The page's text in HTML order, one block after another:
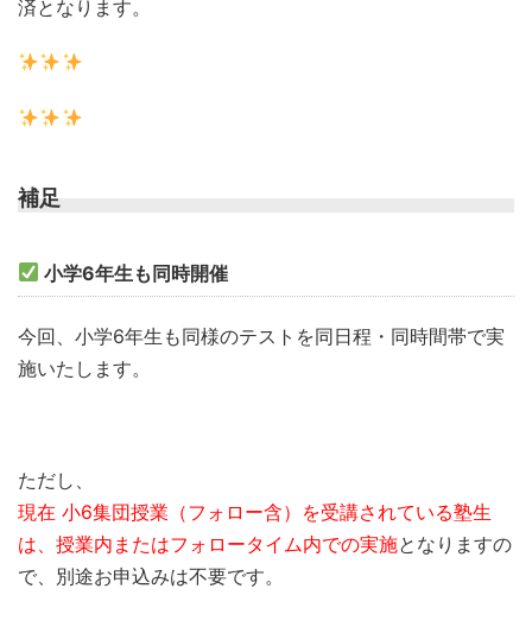
済となります。
補足
小学6年生も同時開催
今回、小学6年生も同様のテストを同日程・同時間帯で実
施いたします。
ただし、
現在 小6集団授業（フォロー含）を受講されている塾生
は、 授業内またはフォロータイム内での実施となりますの
で、別途お申込みは不要です。